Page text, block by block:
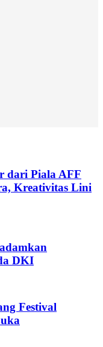
dari Piala AFF
Kreativitas Lini
DKI
Festival